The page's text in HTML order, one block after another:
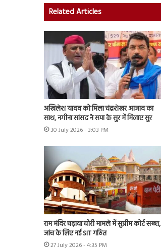
Related Articles
अखिलेश यादव को मिला चंद्रशेखर आजाद का
साथ, नगीना सांसद ने सपा के सुर में मिलाए सुर
30 July 2026 - 3:03 PM
राम मंदिर चढ़ावा चोरी मामले में सुप्रीम कोर्ट सख्त,
जांच के लिए नई SIT गठित
27 July 2026 - 4:35 PM